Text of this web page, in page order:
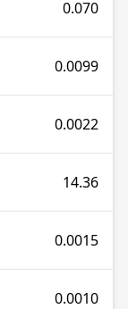
0.070
0.0099
0.0022
14.36
0.0015
0.0010